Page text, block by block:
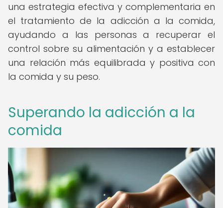
una estrategia efectiva y complementaria en
el tratamiento de la adicción a la comida,
ayudando a las personas a recuperar el
control sobre su alimentación y a establecer
una relación más equilibrada y positiva con
la comida y su peso.
Superando la adicción a la
comida